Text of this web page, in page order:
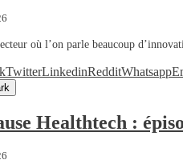
où l’on parle beaucoup
TwitterLinkedinRedditWhatsapp
Healthtech :